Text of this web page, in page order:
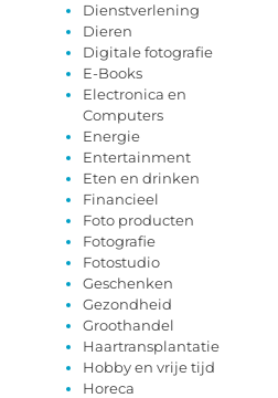
Dienstverlening
Dieren
Digitale fotografie
E-Books
Electronica en
Computers
Energie
Entertainment
Eten en drinken
Financieel
Foto producten
Fotografie
Fotostudio
Geschenken
Gezondheid
Groothandel
Haartransplantatie
Hobby en vrije tijd
Horeca